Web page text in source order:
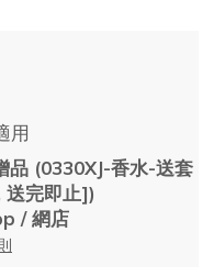
用
品 (0330XJ-香水-送套
完即止])
/ 網店